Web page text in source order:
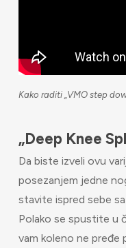
Kako raditi „VMO step
„Deep Knee
Da biste izveli ovu
posezanjem jedne
stavite ispred sebe
Polako se spustite u
vam koleno ne pređe